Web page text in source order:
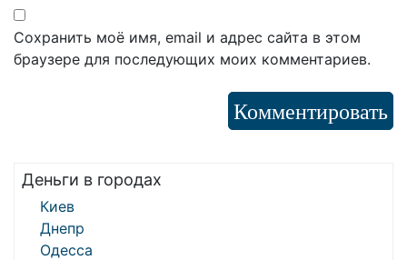
Сохранить моё имя, email и адрес сайта в этом
браузере для последующих моих комментариев.
Деньги в городах
Киев
Днепр
Одесса